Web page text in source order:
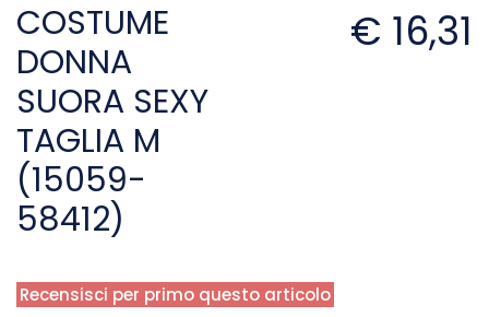
COSTUME
DONNA
SUORA SEXY
TAGLIA M
(15059-
58412)
€ 16,31
Recensisci per primo questo articolo